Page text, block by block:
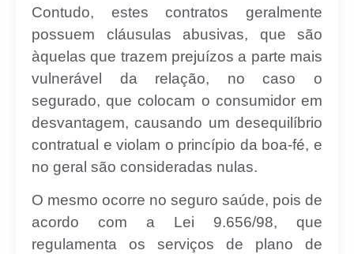
Contudo, estes contratos geralmente
possuem cláusulas abusivas, que são
àquelas que trazem prejuízos a parte mais
vulnerável da relação, no caso o
segurado, que colocam o consumidor em
desvantagem, causando um desequilíbrio
contratual e violam o princípio da boa-fé, e
no geral são consideradas nulas.
O mesmo ocorre no seguro saúde, pois de
acordo com a Lei 9.656/98, que
regulamenta os serviços de plano de